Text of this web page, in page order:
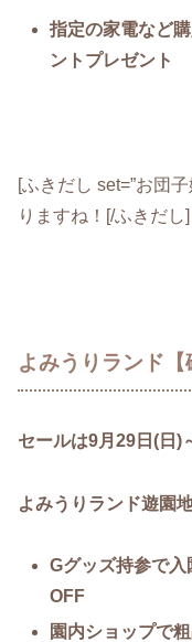
指定の家電など
ントプレゼント
[ふきだし set=”お団
りますね！[/ふきだし]
よみうりランド【
セールは9月29日(日)
よみうりランド遊園
Gグッズ持参で入
OFF
園内ショップで